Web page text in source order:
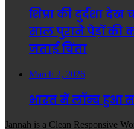
शिप्रा की दुर्दशा देख
साल पुराने पेड़ों की
जताई चिंता
March 2, 2026
भारत में लॉन्च हुआ
Jannah is a Clean Responsive